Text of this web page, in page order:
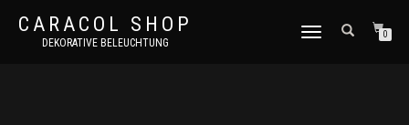
CARACOL SHOP
DEKORATIVE BELEUCHTUNG
NAVIGATION
0